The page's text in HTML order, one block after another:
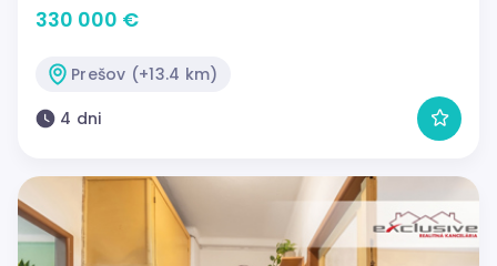
330 000 €
Prešov (+13.4 km)
4 dni